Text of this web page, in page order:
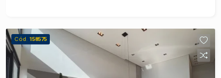
apresenta uma planta ampla e funcional,
composta por: 4 dormitórios, sendo 2 suítes Sala
de estar e jantar integradas Lavabo Cozinha
Varanda principal e varanda lateral Área de
Cód. 158575